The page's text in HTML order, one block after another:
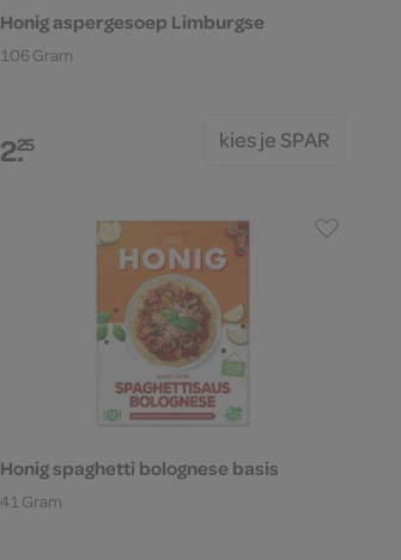
Honig aspergesoep Limburgse
106 Gram
2.25 kies je SPAR
Honig spaghetti bolognese basis
41 Gram